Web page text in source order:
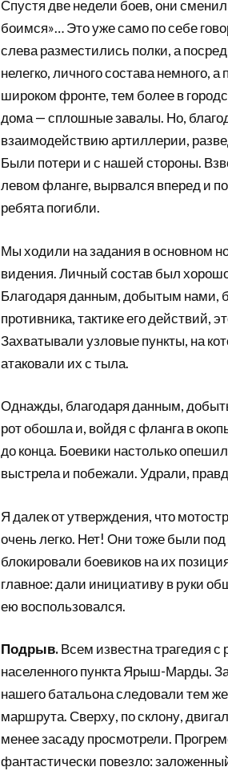
Спустя две недели боев, они
боимся»… Это уже само по себе
слева разместились полки, а
нелегко, личного состава немного,
широком фронте, тем более в
дома — сплошные завалы. Но,
взаимодействию артиллерии,
Были потери и с нашей стороны.
левом фланге, вырвался вперед и
ребята погибли.
Мы ходили на задания в основном
видения. Личный состав был
Благодаря данным, добытым нами,
противника, тактике его действий,
Захватывали узловые пункты, на
атаковали их с тыла.
Однажды, благодаря данным,
рот обошла и, войдя с фланга в
до конца. Боевики настолько
выстрела и побежали. Удрали,
Я далек от утверждения, что
очень легко. Нет! Они тоже были
блокировали боевиков на их
главное: дали инициативу в руки
ею воспользовался.
Подрыв.Всем известна трагедия
населенного пункта Ярыш-Марды.
нашего батальона следовали тем
маршрута. Сверху, по склону,
менее засаду просмотрели.
фантастически повезло: